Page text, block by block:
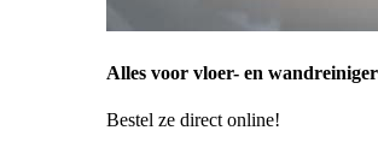
Alles voor vloer- en
Bestel ze direct online!